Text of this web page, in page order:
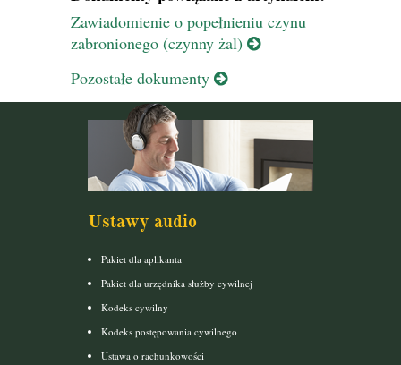
Zawiadomienie o popełnieniu czynu
zabronionego (czynny żal)
Pozostałe dokumenty
Ustawy audio
Pakiet dla aplikanta
Pakiet dla urzędnika służby cywilnej
Kodeks cywilny
Kodeks postępowania cywilnego
Ustawa o rachunkowości